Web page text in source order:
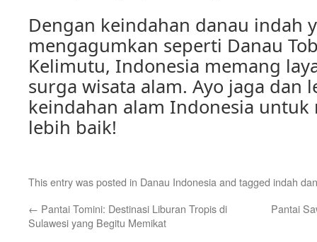
Dengan keindahan danau indah
mengagumkan seperti Danau
Kelimutu, Indonesia memang
surga wisata alam. Ayo jaga dan
keindahan alam Indonesia untuk
lebih baik!
This entry was posted in Danau Indonesia and tagged indah
← Pantai Tomini: Destinasi Liburan Tropis di
Sulawesi yang Begitu Memikat
Pantai